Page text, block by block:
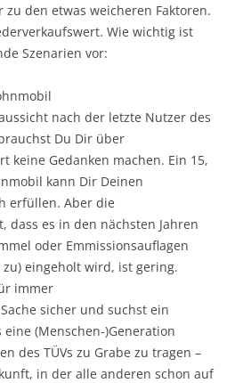
zu den etwas weicheren Faktoren.
Wie wichtig ist
Szenarien vor:
nach der letzte Nutzer des
Du Dir über
keine Gedanken machen. Ein 15,
kann Dir Deinen
erfüllen. Aber die
dass es in den nächsten Jahren
oder Emmissionsauflagen
eingeholt wird, ist gering.
immer
sicher und suchst ein
(Menschen-)Generation
des TÜVs zu Grabe zu tragen –
in der alle anderen schon auf